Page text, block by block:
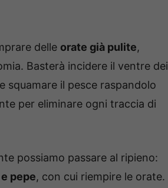
delle orate già pulite,
Basterà incidere il ventre dei
squamare il pesce raspandolo
per eliminare ogni traccia di
possiamo passare al ripieno:
pepe, con cui riempire le orate.